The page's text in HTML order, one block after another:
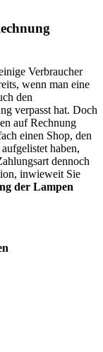
Verbraucher
wenn man eine
den
verpasst hat. Doch
auf Rechnung
einen Shop, den
haben,
dennoch
inwieweit Sie
der Lampen